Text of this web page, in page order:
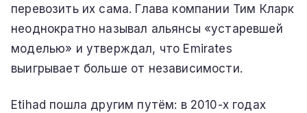
перевозить их сама. Глава компании Тим Кларк
неоднократно называл альянсы «устаревшей
моделью» и утверждал, что Emirates
выигрывает больше от независимости.
Etihad пошла другим путём: в 2010-х годах